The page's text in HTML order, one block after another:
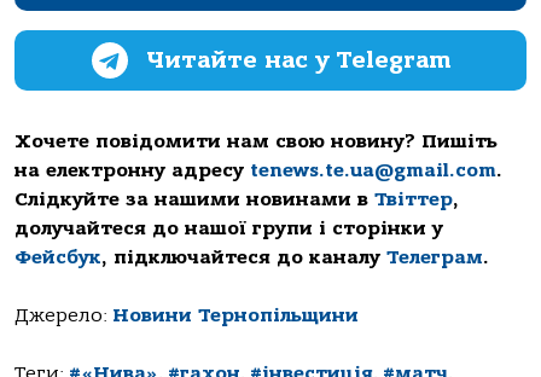
Читайте нас у Telegram
Хочете повідомити нам свою новину? Пишіть
на електронну адресу tenews.te.ua@gmail.com.
Слідкуйте за нашими новинами в Твіттер,
долучайтеся до нашої групи і сторінки у
Фейсбук, підключайтеся до каналу Телеграм.
Джерело: Новини Тернопільщини